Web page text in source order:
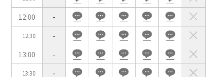
12:00
-
12:30
-
13:00
-
13:30
-
イベントホール 会議室
こだわり条件※複数選択可能
特長で選ぶ